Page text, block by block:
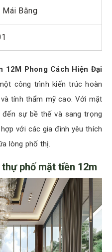
Mái Bằng
12M Phong Cách Hiện Đại
công trình kiến trúc hoàn
tính thẩm mỹ cao. Với mặt
sự bề thế và sang trọng
với các gia đình yêu thích
lòng phố thị.
phố mặt tiền 12m